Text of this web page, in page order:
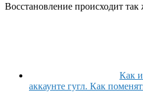
Восстановление происходит так
Как
аккаунте гугл. Как